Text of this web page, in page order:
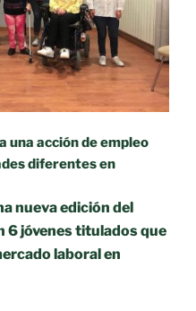
una acción de empleo
diferentes en
nueva edición del
6 jóvenes titulados que
laboral en